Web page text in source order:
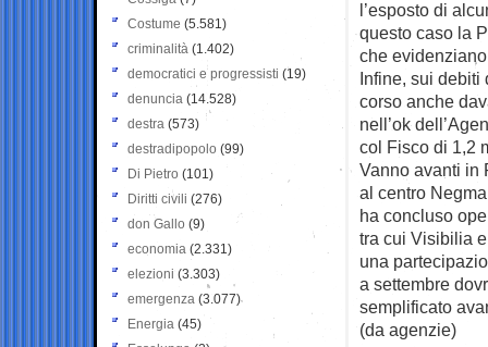
l’esposto di
questo caso la
che
Infine, sui debiti
corso anche
nell’ok
col Fisco di 1,2
Vanno avanti in
al centro
ha concluso
tra cui Visibilia
una
a settembre
semplificato
(da agenzie)
Costume (5.581)
criminalità (1.402)
democratici e progressisti (19)
denuncia (14.528)
destra (573)
destradipopolo (99)
Di Pietro (101)
Diritti civili (276)
don Gallo (9)
economia (2.331)
elezioni (3.303)
emergenza (3.077)
Energia (45)